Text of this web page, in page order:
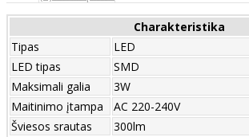
Charakteristika
Tipas
LED
LED tipas
SMD
Maksimali galia
3W
Maitinimo įtampa
AC 220-240V
Šviesos srautas
300lm